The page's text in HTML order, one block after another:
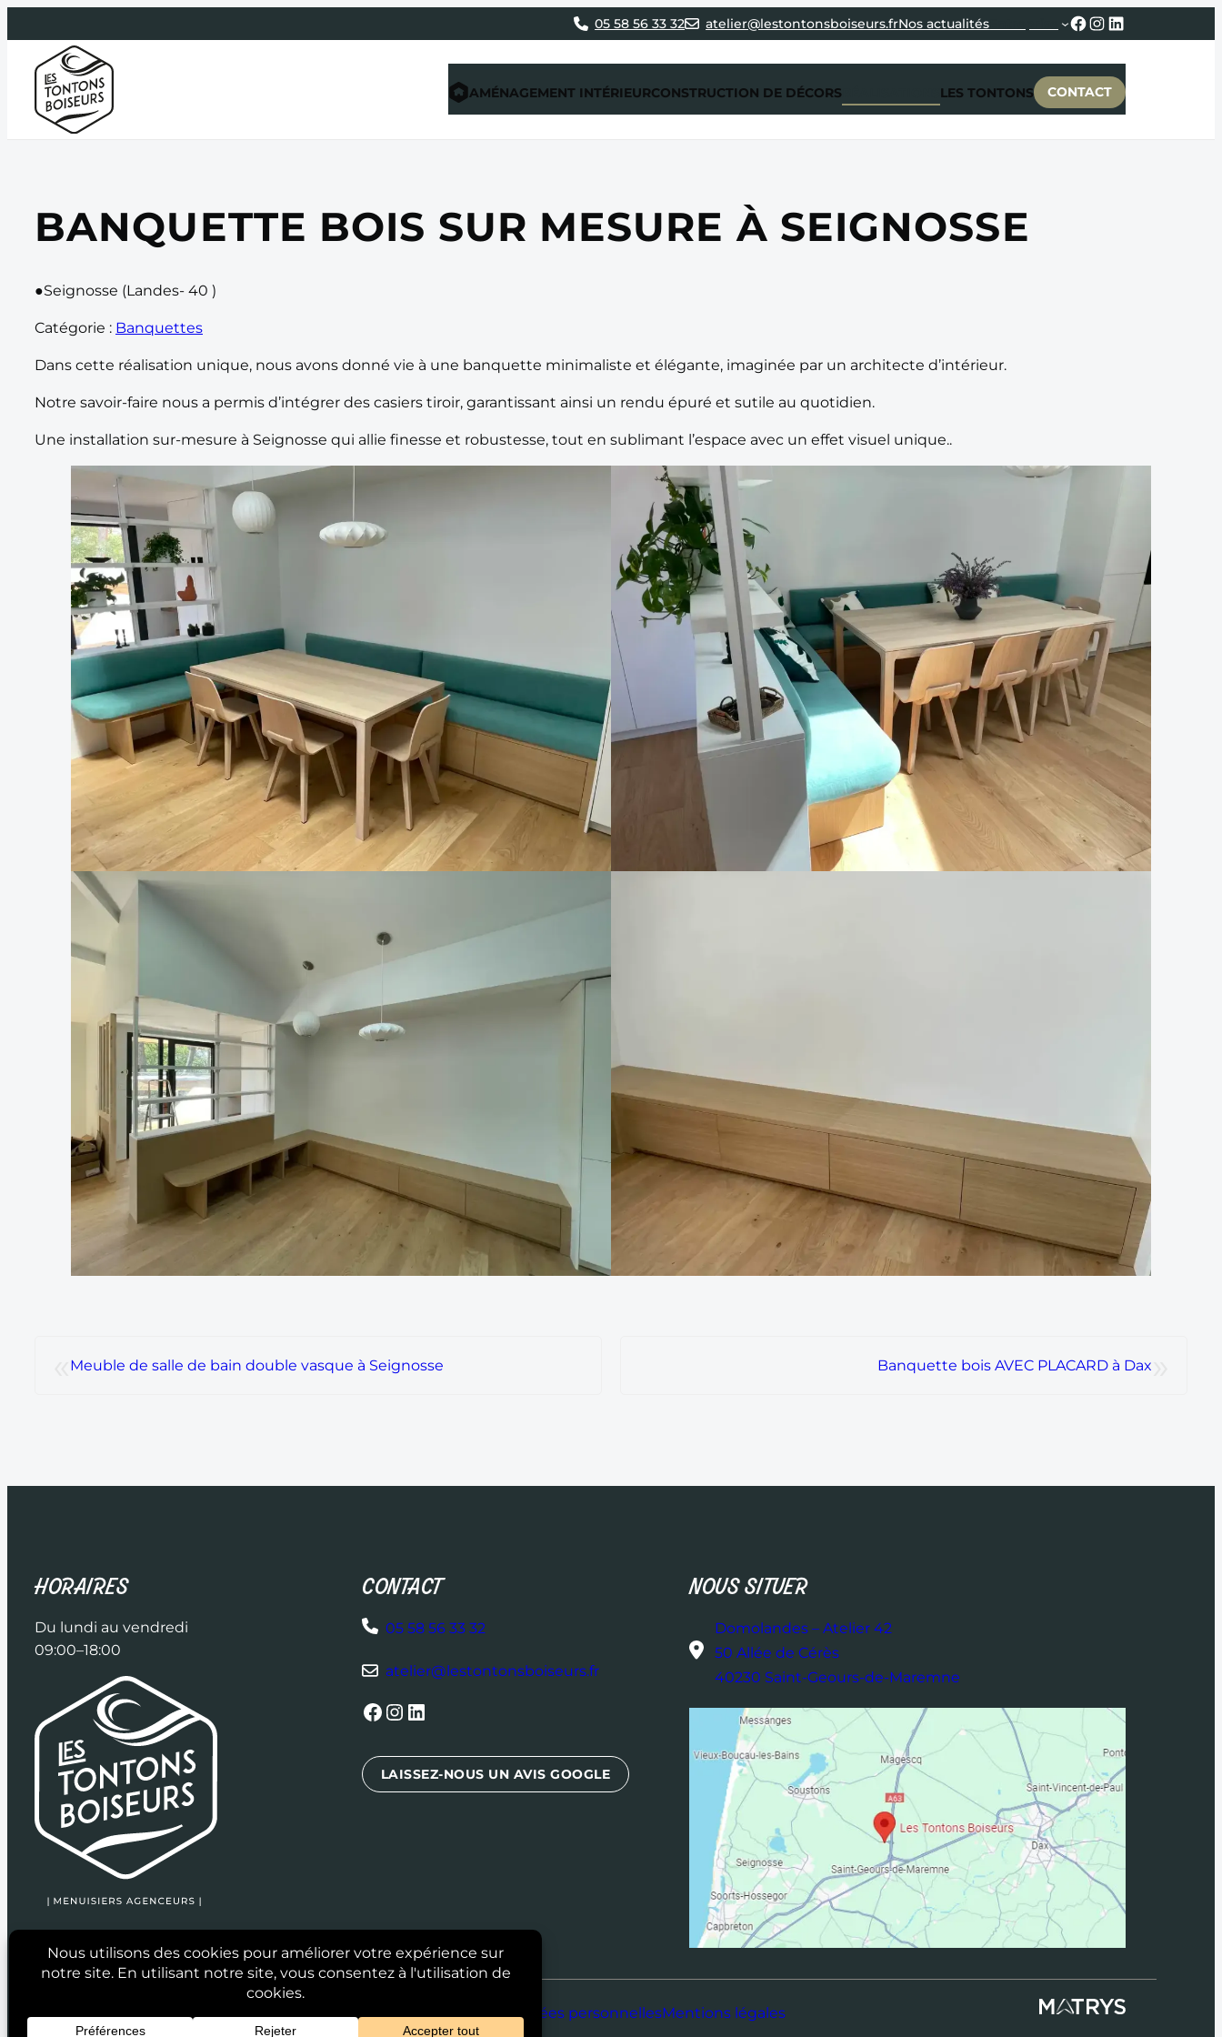
au
contenu
05 58 56 33 32 atelier@lestontonsboiseurs.frNos actualités Facebook
Instagram
LinkedIn
AMÉNAGEMENT INTÉRIEURCONSTRUCTION DE DÉCORS LES TONTONS CONTACT
BANQUETTE BOIS SUR MESURE À SEIGNOSSE
●Seignosse (Landes- 40 )
Catégorie : Banquettes
Dans cette réalisation unique, nous avons donné vie à une banquette minimaliste et élégante, imaginée par un architecte d’intérieur.
Notre savoir-faire nous a permis d’intégrer des casiers tiroir, garantissant ainsi un rendu épuré et sutile au quotidien.
Une installation sur-mesure à Seignosse qui allie finesse et robustesse, tout en sublimant l’espace avec un effet visuel unique..
Meuble de salle de bain double vasque à Seignosse Banquette bois AVEC PLACARD à Dax
HORAIRES
Du lundi au vendredi
09:00–18:00
CONTACT
05 58 56 33 32
atelier@lestontonsboiseurs.fr
Facebook Instagram LinkedIn
LAISSEZ-NOUS UN AVIS GOOGLE
NOUS SITUER
Domolandes – Atelier 42
50 Allée de Cérès
40230 Saint-Geours-de-Maremne
Données personnellesMentions légales